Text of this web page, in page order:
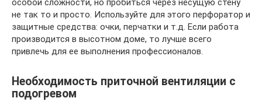
особой сложности, но пробиться через несущую стену
не так то и просто. Используйте для этого перфоратор и
защитные средства: очки, перчатки и т.д. Если работа
производится в высотном доме, то лучше всего
привлечь для ее выполнения профессионалов.
Необходимость приточной вентиляции с
подогревом